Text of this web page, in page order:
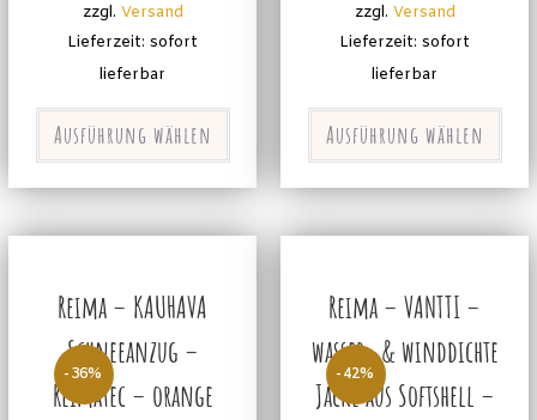
zzgl. Versand
Lieferzeit: sofort
lieferbar
Ausführung wählen
zzgl. Versand
Lieferzeit: sofort
lieferbar
Ausführung wählen
-36%
Reima – KAUHAVA
Schneeanzug –
Reimatec – orange
-42%
Reima – VANTTI –
wasser- & winddichte
Jacke aus Softshell –